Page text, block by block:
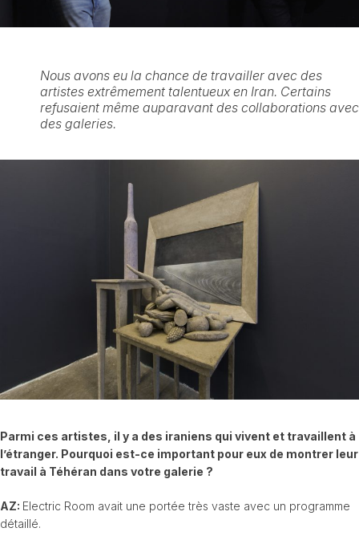
Nous avons eu la chance de travailler avec des
artistes extrêmement talentueux en Iran. Certains
refusaient même auparavant des collaborations avec
des galeries.
Parmi ces artistes, il y a des iraniens qui vivent et travaillent à
l’étranger. Pourquoi est-ce important pour eux de montrer leur
travail à Téhéran dans votre galerie ?
AZ: Electric Room avait une portée très vaste avec un programme
détaillé.